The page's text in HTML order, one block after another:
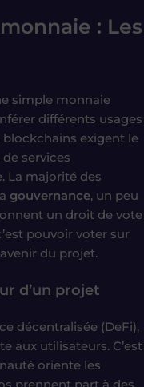
: Les
simple monnaie
différents usages
blockchains exigent le
services
La majorité des
gouvernance, un peu
un droit de vote
pouvoir voter sur
du projet.
d’un projet
décentralisée (DeFi),
aux utilisateurs. C’est
oriente les